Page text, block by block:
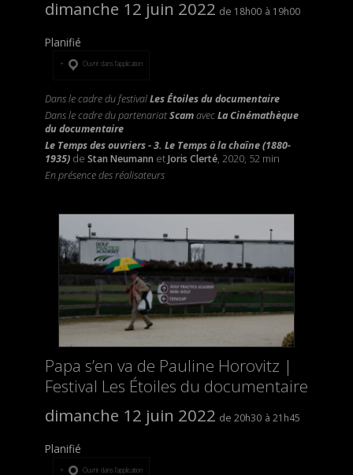
dimanche 12 juin 2022
18h00 19h00
Planifié
Ouvrir dans l’application
Dans le cadre du festivalLes Étoiles du documentaire
Dans le cadre du partenariatScamavecLa Cinémathèque
du documentaire
Le Temps des ouvriers -3. Le Temps à la chaîne (1880-
1935)de Stan Neumann etJoris Clerté, 2020, 52 min
En présence des réalisateurs
Papa s’en va de Pauline Horovitz |
Festival Les Étoiles du documentaire
dimanche 12 juin 2022
20h30 21h45
Planifié
Ouvrir dans l’application